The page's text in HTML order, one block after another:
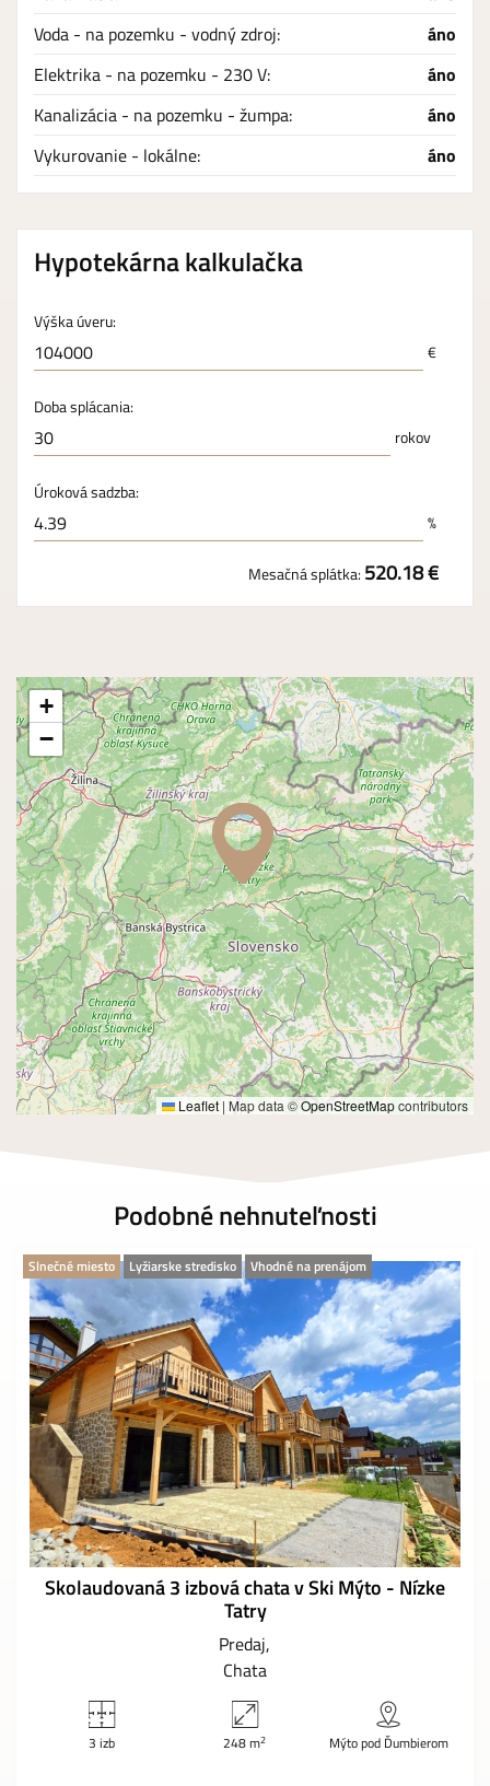
Voda - na pozemku - vodný zdroj:
áno
Elektrika - na pozemku - 230 V:
áno
Kanalizácia - na pozemku - žumpa:
áno
Vykurovanie - lokálne:
áno
Hypotekárna kalkulačka
Výška úveru:
€
Doba splácania:
rokov
Úroková sadzba:
%
Mesačná splátka: 520.18 €
+
−
Leaflet | Map data ©OpenStreetMapcontributors
Podobné nehnuteľnosti
Slnečné miesto Lyžiarske stredisko Vhodné na prenájom
Skolaudovaná 3 izbová chata v Ski Mýto - Nízke
Tatry
Predaj
Chata
3 izb 248 m2 Mýto pod Ďumbierom